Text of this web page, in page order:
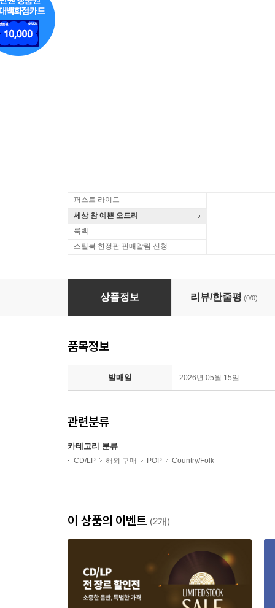
퍼스트 라이드
세상 참 예쁜 오드리
룩백
스틸북 한정판 판매알림 신청
Alex Miller - More Country Than You (CD)
상품정보 리뷰/한줄평 (0/0)
품목정보
발매일 2026년 05월 15일
관련분류
카테고리 분류
CD/LP 해외 구매 POP Country/Folk
이 상품의 이벤트 (2개)